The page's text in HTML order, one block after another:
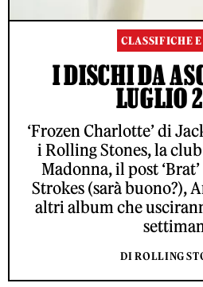
CLASSIFICHE
I DISCHI DA
LUGLIO
‘Frozen Charlotte’ di
i Rolling Stones, la
Madonna, il post
Strokes (sarà buono?),
altri album che
DI ROLLING